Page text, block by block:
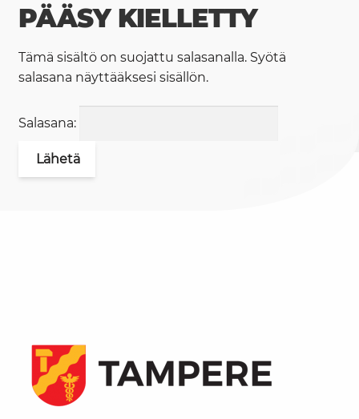
PÄÄSY KIELLETTY
Tämä sisältö on suojattu salasanalla. Syötä
salasana näyttääksesi sisällön.
Salasana: